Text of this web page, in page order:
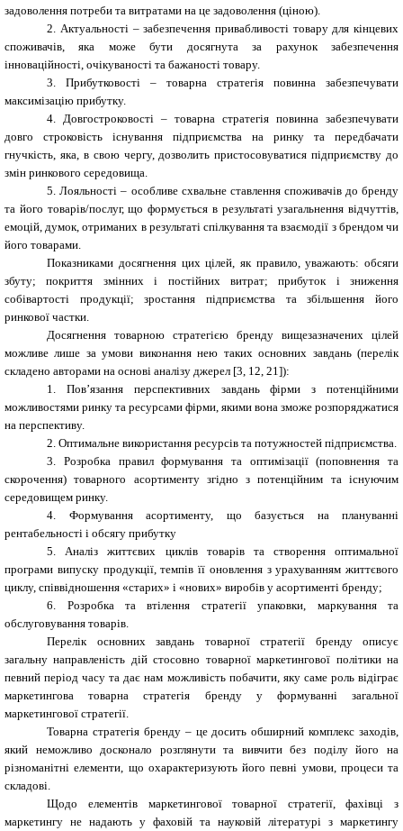
задоволення потреби та витратами на це задоволення (ціною).
2. Актуальності – забезпечення привабливості товару для кінцевих
споживачів, яка може бути досягнута за рахунок забезпечення
інноваційності, очікуваності та бажаності товару.
3. Прибутковості – товарна стратегія повинна забезпечувати
максимізацію прибутку.
4. Довгостроковості – товарна стратегія повинна забезпечувати
довго строковість існування підприємства на ринку та передбачати
гнучкість, яка, в свою чергу, дозволить пристосовуватися підприємству до
змін ринкового середовища.
5. Лояльності – особливе схвальне ставлення споживачів до бренду
та його товарів/послуг, що формується в результаті узагальнення відчуттів,
емоцій, думок, отриманих в результаті спілкування та взаємодії з брендом чи
його товарами.
Показниками досягнення цих цілей, як правило, уважають: обсяги
збуту; покриття змінних і постійних витрат; прибуток і зниження
собівартості продукції; зростання підприємства та збільшення його
ринкової частки.
Досягнення товарною стратегією бренду вищезазначених цілей
можливе лише за умови виконання нею таких основних завдань (перелік
складено авторами на основі аналізу джерел [3, 12, 21]):
1. Пов’язання перспективних завдань фірми з потенційними
можливостями ринку та ресурсами фірми, якими вона зможе розпоряджатися
на перспективу.
2. Оптимальне використання ресурсів та потужностей підприємства.
3. Розробка правил формування та оптимізації (поповнення та
скорочення) товарного асортименту згідно з потенційним та існуючим
середовищем ринку.
4. Формування асортименту, що базується на плануванні
рентабельності і обсягу прибутку
5. Аналіз життєвих циклів товарів та створення оптимальної
програми випуску продукції, темпів її оновлення з урахуванням життєвого
циклу, співвідношення «старих» і «нових» виробів у асортименті бренду;
6. Розробка та втілення стратегії упаковки, маркування та
обслуговування товарів.
Перелік основних завдань товарної стратегії бренду описує
загальну направленість дій стосовно товарної маркетингової політики на
певний період часу та дає нам можливість побачити, яку саме роль відіграє
маркетингова товарна стратегія бренду у формуванні загальної
маркетингової стратегії.
Товарна стратегія бренду – це досить обширний комплекс заходів,
який неможливо досконало розглянути та вивчити без поділу його на
різноманітні елементи, що охарактеризують його певні умови, процеси та
складові.
Щодо елементів маркетингової товарної стратегії, фахівці з
маркетингу не надають у фаховій та науковій літературі з маркетингу